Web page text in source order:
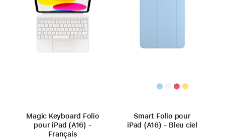
Magic Keyboard Folio
pour iPad (A16) -
Français
Smart Folio pour
iPad (A16) - Bleu ciel